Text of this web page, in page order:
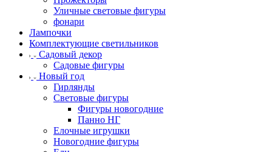
Уличные световые фигуры
фонари
Лампочки
Комплектующие светильников
Садовый декор
Садовые фигуры
Новый год
Гирлянды
Световые фигуры
Фигуры новогодние
Панно НГ
Елочные игрушки
Новогодние фигуры